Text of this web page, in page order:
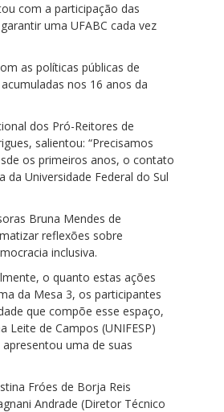
com a participação das
uma UFABC cada vez
as políticas públicas de
nos 16 anos da
dos Pró-Reitores de
salientou: “Precisamos
os primeiros anos, o contato
Universidade Federal do Sul
Bruna Mendes de
reflexões sobre
inclusiva.
o quanto estas ações
da Mesa 3, os participantes
que compõe esse espaço,
de Campos (UNIFESP)
uma de suas
Fróes de Borja Reis
Andrade (Diretor Técnico